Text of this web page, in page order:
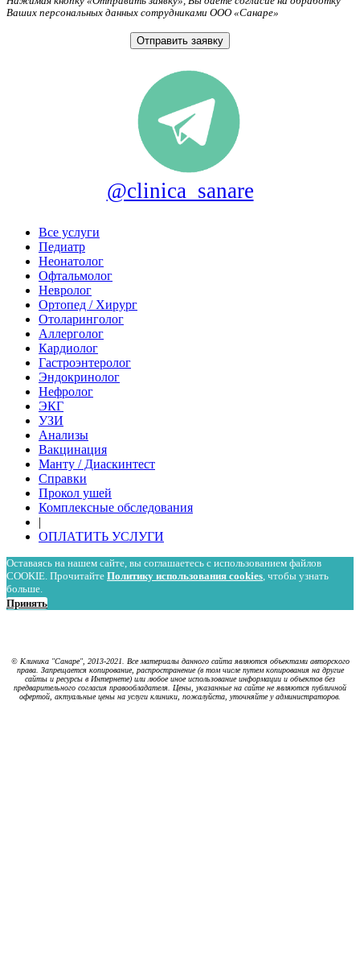
Ваших персональных данных сотрудниками ООО «Санаре»
@clinica_sanare
Все услуги
Педиатр
Неонатолог
Офтальмолог
Невролог
Ортопед / Хирург
Отоларинголог
Аллерголог
Кардиолог
Гастроэнтеролог
Эндокринолог
Нефролог
ЭКГ
УЗИ
Анализы
Вакцинация
Манту / Диаскинтест
Справки
Прокол ушей
Комплексные обследования
|
ОПЛАТИТЬ УСЛУГИ
Оставаясь на нашем сайте, вы соглашаетесь с использованием файлов
COOKIE. Прочитайте Политику использования cookies, чтобы узнать
больше.
Принять
© Клиника "Санаре", 2013-2021. Все материалы данного сайта являются объектами авторского
права. Запрещается копирование, распространение (в том числе путем копирования на другие
сайты и ресурсы в Интернете) или любое иное использование информации и объектов без
предварительного согласия правообладателя. Цены, указанные на сайте не являются публичной
офертой, актуальные цены на услуги клиники, пожалуйста, уточняйте у администраторов.